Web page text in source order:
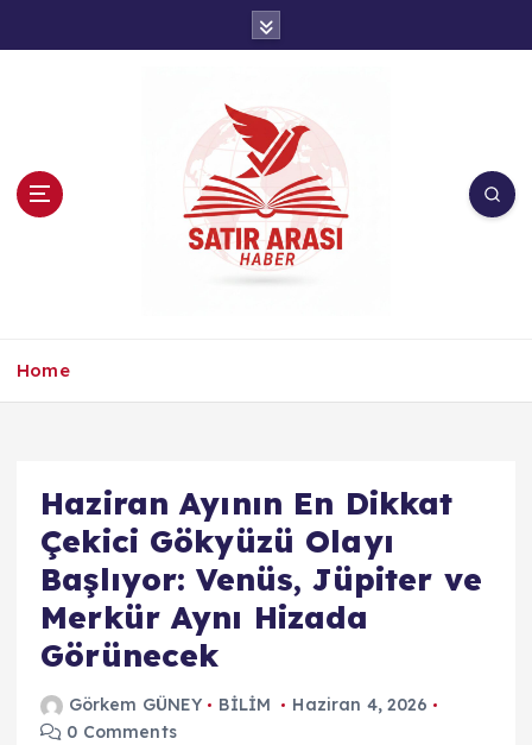
Home
Haziran Ayının En Dikkat
Çekici Gökyüzü Olayı
Başlıyor: Venüs, Jüpiter ve
Merkür Aynı Hizada
Görünecek
Görkem GÜNEY BİLİM
Haziran 4, 2026
0 Comments